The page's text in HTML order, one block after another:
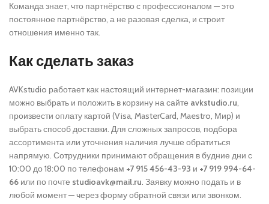
Команда знает, что партнёрство с профессионалом — это
постоянное партнёрство, а не разовая сделка, и строит
отношения именно так.
Как сделать заказ
AVKstudio работает как настоящий интернет-магазин: позиции
можно выбрать и положить в корзину на сайте avkstudio.ru,
произвести оплату картой (Visa, MasterCard, Maestro, Мир) и
выбрать способ доставки. Для сложных запросов, подбора
ассортимента или уточнения наличия лучше обратиться
напрямую. Сотрудники принимают обращения в будние дни с
10:00 до 18:00 по телефонам +7 915 456-43-93 и +7 919 994-64-
66 или по почте studioavk@mail.ru. Заявку можно подать и в
любой момент — через форму обратной связи или звонком.